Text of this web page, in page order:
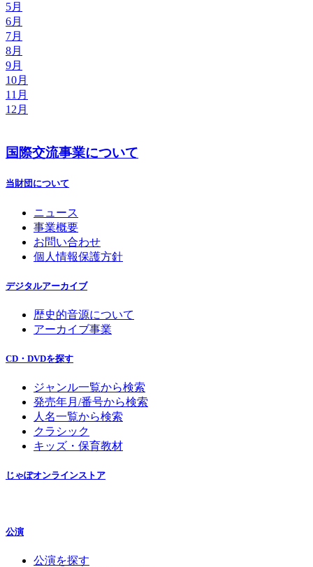
5月
6月
7月
8月
9月
10月
11月
12月
国際交流事業について
当財団について
ニュース
事業概要
お問い合わせ
個人情報保護方針
デジタルアーカイブ
歴史的音源について
アーカイブ事業
CD・DVDを探す
ジャンル一覧から検索
発売年月/番号から検索
人名一覧から検索
クラシック
キッズ・保育教材
じゃぽオンラインストア
公演
公演を探す